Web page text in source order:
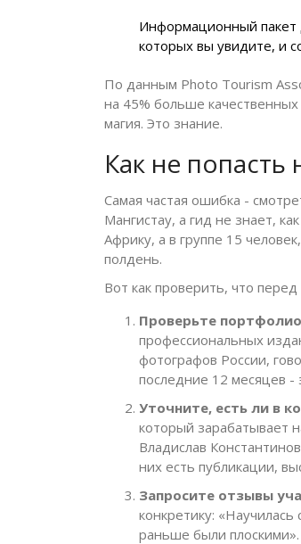
Информационный пакет
которых вы увидите, и
По данным Photo Tourism
на 45% больше качественных
магия. Это знание.
Как не попасть
Самая частая ошибка -
Мангистау, а гид не знает,
Африку, а в группе 15
полдень.
Вот как проверить, что
Проверьте
профессиональных
фотографов России,
последние 12 месяцев -
Уточните, есть ли в
который зарабатывает
Владислав
них есть публикации,
Запросите отзывы
конкретику:
раньше были